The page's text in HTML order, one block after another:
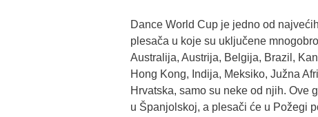
Dance World Cup je jedno od
plesača u koje su uključene
Australija, Austrija, Belgija, Brazil,
Hong Kong, Indija, Meksiko, Južna
Hrvatska, samo su neke od njih. Ove
u Španjolskoj, a plesači će u Požegi